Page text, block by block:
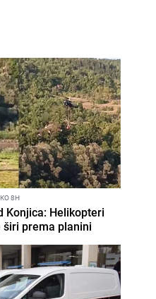
8H
Konjica: Helikopteri
prema planini